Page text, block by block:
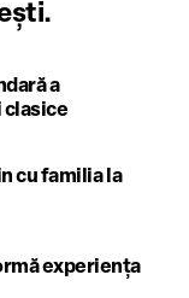
a
clasice
cu familia la
experiența